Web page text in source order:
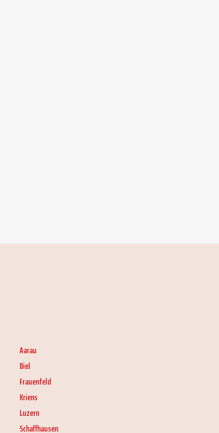
Aarau
Biel
Frauenfeld
Kriens
Luzern
Schaffhausen